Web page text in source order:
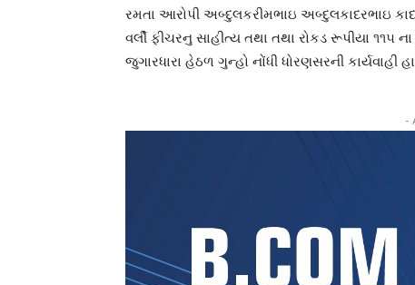
રમતા આરોપી અબ્દુલકરીમભાઇ અબ્દુલકાદરભાઇ
વર્લી ફીચરનુ સાહીત્ય તથા તથા રોકડ રૂપીયા ૧૧૫
જુગારધારા હેઠળ ગુન્હો નોંધી ધોરણસરની કાર્યવાહી
-